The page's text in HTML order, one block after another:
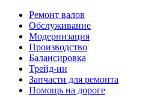
Ремонт валов
Обслуживание
Модернизация
Производство
Балансировка
Трейд-ин
Запчасти для ремонта
Помощь на дороге